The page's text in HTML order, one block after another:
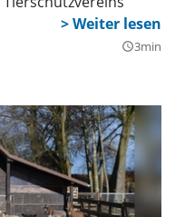
query_builder3min